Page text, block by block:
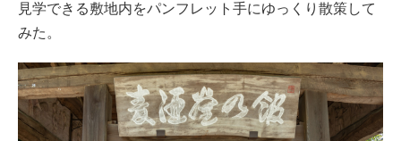
見学できる敷地内をパンフレット手にゆっくり散策して
みた。